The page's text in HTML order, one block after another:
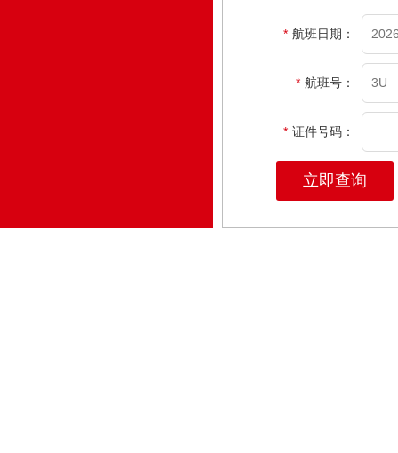
* 航班日期：
* 航班号：
* 证件号码：
立即查询